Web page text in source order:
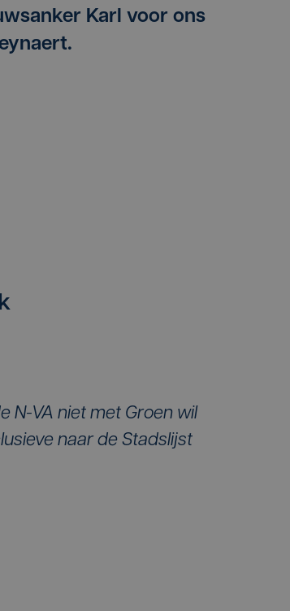
Karl voor ons
N-VA niet met Groen wil
naar de Stadslijst